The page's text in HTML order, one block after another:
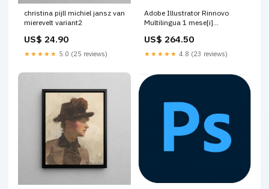
christina pijll michiel jansz van
mierevelt variant2
US$ 24.90
★★★★★ 5.0 (25 reviews)
Adobe Illustrator Rinnovo
Multilingua 1 mese[i]
- RNW OLD3YC 1U 1Y L14) 35-
1-cm
US$ 264.50
★★★★★ 4.8 (23 reviews)